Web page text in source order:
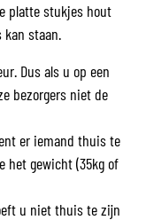
platte stukjes hout
kan staan.
Dus als u op een
bezorgers niet de
er iemand thuis te
het gewicht (35kg of
u niet thuis te zijn